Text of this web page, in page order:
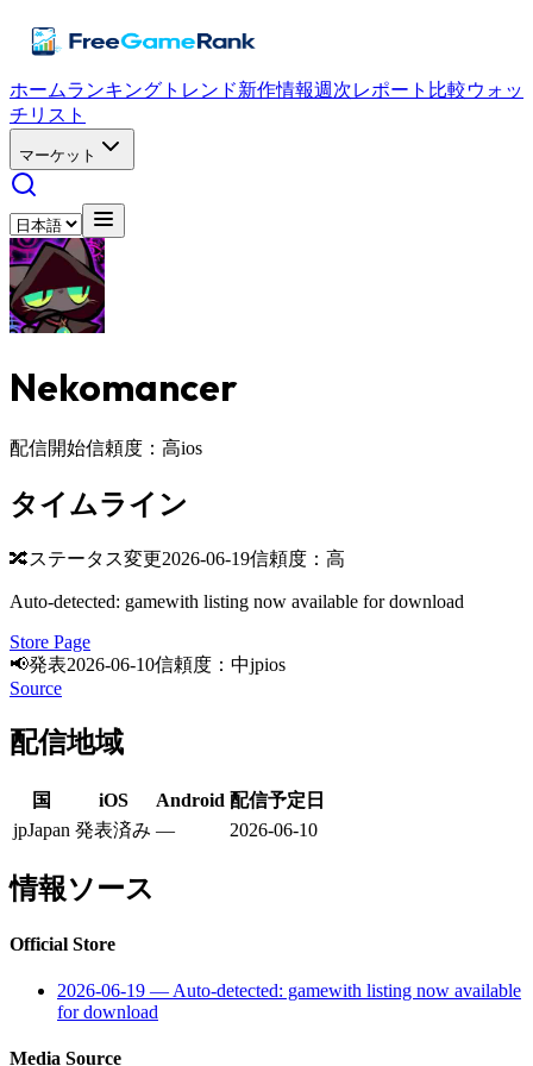
ホームランキング トレンド新作情報週次レポート 比較ウォッ
チリスト
マーケット
Nekomancer
配信開始信頼度：高ios
タイムライン
🔀ステータス変更2026-06-19信頼度：高
Auto-detected: gamewith listing now available for download
Store Page
📢発表2026-06-10信頼度：中jpios
Source
配信地域
国 iOS Android 配信予定日
jpJapan 発表済み — 2026-06-10
情報ソース
Official Store
2026-06-19 — Auto-detected: gamewith listing now available
for download
Media Source